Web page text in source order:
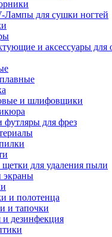
Лампы для сушки ногтей
и аксессуары для
и шлифовщики
для фрез
для удаления пыли
экраны
и полотенца
и тапочки
и дезинфекция